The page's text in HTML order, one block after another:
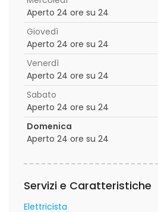
Aperto 24 ore su 24
Giovedì
Aperto 24 ore su 24
Venerdì
Aperto 24 ore su 24
Sabato
Aperto 24 ore su 24
Domenica
Aperto 24 ore su 24
Servizi e Caratteristiche
Elettricista